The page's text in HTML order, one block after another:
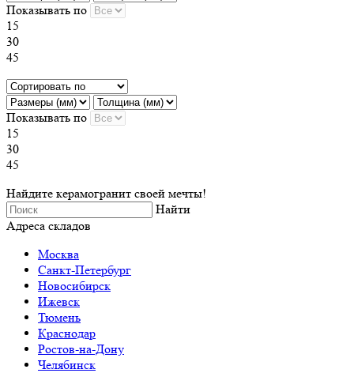
Показывать по
15
30
45
Показывать по
15
30
45
Найдите керамогранит своей мечты!
Найти
Адреса складов
Москва
Санкт-Петербург
Новосибирск
Ижевск
Тюмень
Краснодар
Ростов-на-Дону
Челябинск